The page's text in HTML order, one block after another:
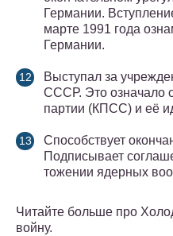
Германии.
марте 1991 года
Германии.
Выступал за
СССР. Это означало
партии (КПСС) и её
Способствует
Подписывает
то­же­нии ядер­ных
Читайте больше про
войну.